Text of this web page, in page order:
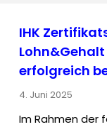
IHK
erfolgreich
4. Juni 2025
Im Rahmen der